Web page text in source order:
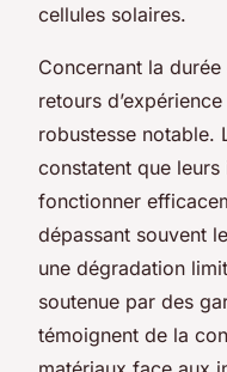
cellules solaires.
Concernant la
retours
robustesse notable.
constatent que
fonctionner
dépassant souvent
une dégradation
soutenue par des
témoignent de la